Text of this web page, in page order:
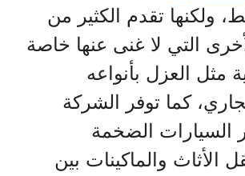
ولكنها تقدم الكثير من
التي لا غنى عنها خاصة
مثل العزل بأنواعه
كما توفر الشركة
السيارات الضخمة
الأثاث والماكينات بين